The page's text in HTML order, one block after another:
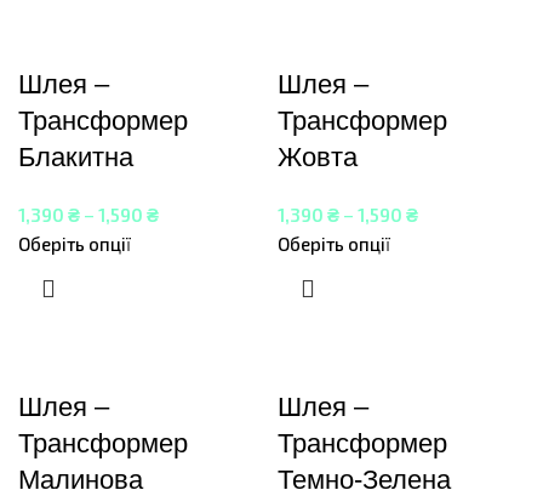
Шлея –
Трансформер
Блакитна
1,390 ₴ – 1,590 ₴
Оберіть опції
Шлея –
Трансформер
Жовта
1,390 ₴ – 1,590 ₴
Оберіть опції
Шлея –
Трансформер
Малинова
Шлея –
Трансформер
Темно-Зелена